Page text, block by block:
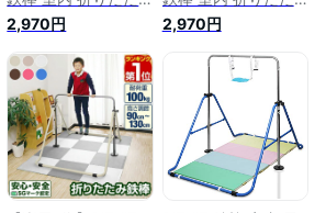
み鉄棒 1ヶ月レンタ
ル 信頼 安全SGマー
ク取得 逆上がり て
つぼう おりたたみ
折り畳み 耐荷重
100kg 子供 対象年
齢 3才〜7才 逆上が
り 補助ベルト クッ
ション マット 男の
子 女の子 ★[送料無
2,970円
み鉄棒 1ヶ月レンタ
ル 信頼 安全SGマー
ク取得 逆上がり て
つぼう おりたたみ
折り畳み 耐荷重
100kg 子供 対象年
齢 3才〜7才 逆上が
り 補助ベルト クッ
ション マット 男の
子 女の子 ■[送料無
2,970円